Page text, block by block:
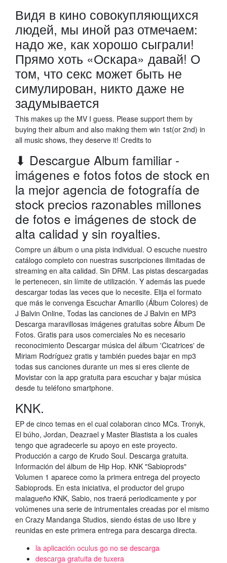
Видя в кино совокупляющихся
людей, мы иной раз отмечаем:
надо же, как хорошо сыграли!
Прямо хоть «Оскара» давай! О
том, что секс может быть не
симулирован, никто даже не
задумывается
This makes up the MV I guess. Please support them by
buying their album and also making them win 1st(or 2nd) in
all music shows, they deserve it! Credits to
⬇ Descargue Album familiar -
imágenes e fotos fotos de stock en
la mejor agencia de fotografía de
stock precios razonables millones
de fotos e imágenes de stock de
alta calidad y sin royalties.
Compre un álbum o una pista individual. O escuche nuestro
catálogo completo con nuestras suscripciones ilimitadas de
streaming en alta calidad. Sin DRM. Las pistas descargadas
le pertenecen, sin límite de utilización. Y además las puede
descargar todas las veces que lo necesite. Elija el formato
que más le convenga Escuchar Amarillo (Álbum Colores) de
J Balvin Online, Todas las canciones de J Balvin en MP3
Descarga maravillosas imágenes gratuitas sobre Álbum De
Fotos. Gratis para usos comerciales No es necesario
reconocimiento Descargar música del álbum 'Cicatrices' de
Miriam Rodríguez gratis y también puedes bajar en mp3
todas sus canciones durante un mes si eres cliente de
Movistar con la app gratuita para escuchar y bajar música
desde tu teléfono smartphone.
KNK.
EP de cinco temas en el cual colaboran cinco MCs. Tronyk,
El búho, Jordan, Deazrael y Master Blastista a los cuales
tengo que agradecerle su apoyo en este proyecto.
Producción a cargo de Krudo Soul. Descarga gratuita.
Información del álbum de Hip Hop. KNK "Sabioprods"
Volumen 1 aparece como la primera entrega del proyecto
Sabioprods. En esta iniciativa, el productor del grupo
malagueño KNK, Sabio, nos traerá periodicamente y por
volúmenes una serie de intrumentales creadas por el mismo
en Crazy Mandanga Studios, siendo éstas de uso libre y
reunidas en este primera entrega para descarga directa.
la aplicación oculus go no se descarga
descarga gratuita de tuxera